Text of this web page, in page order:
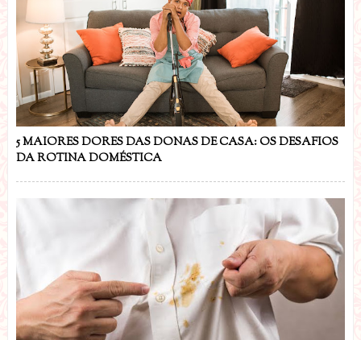
5 MAIORES DORES DAS DONAS DE CASA: OS DESAFIOS
DA ROTINA DOMÉSTICA